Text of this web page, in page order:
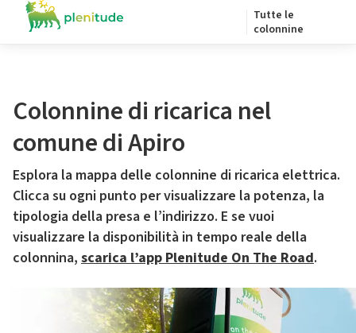
Tutte le
colonnine
Colonnine di ricarica nel
comune di Apiro
Esplora la mappa delle colonnine di ricarica elettrica.
Clicca su ogni punto per visualizzare la potenza, la
tipologia della presa e l’indirizzo. E se vuoi
visualizzare la disponibilità in tempo reale della
colonnina, scarica l’app Plenitude On The Road.